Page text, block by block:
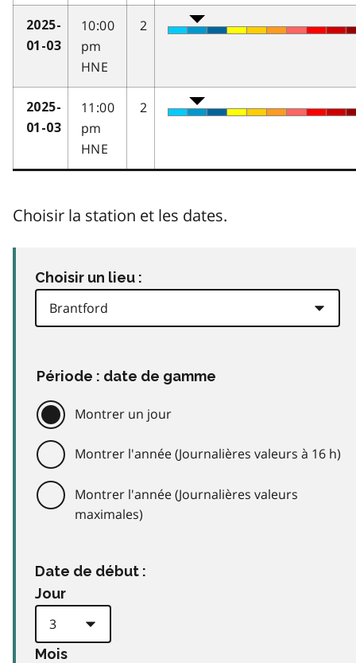
2025-
01-03
10:00
pm
HNE
2
2025-
01-03
11:00
pm
HNE
2
Choisir la station et les dates.
Choisir un lieu :
Période : date de gamme
Montrer un jour
Montrer l'année (Journalières valeurs à 16 h)
Montrer l'année (Journalières valeurs
maximales)
Date de début :
Jour
Mois